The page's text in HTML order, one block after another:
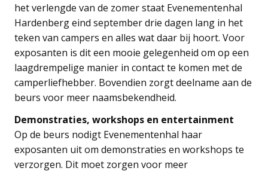
het verlengde van de zomer staat Evenementenhal
Hardenberg eind september drie dagen lang in het
teken van campers en alles wat daar bij hoort. Voor
exposanten is dit een mooie gelegenheid om op een
laagdrempelige manier in contact te komen met de
camperliefhebber. Bovendien zorgt deelname aan de
beurs voor meer naamsbekendheid.
Demonstraties, workshops en entertainment
Op de beurs nodigt Evenementenhal haar
exposanten uit om demonstraties en workshops te
verzorgen. Dit moet zorgen voor meer